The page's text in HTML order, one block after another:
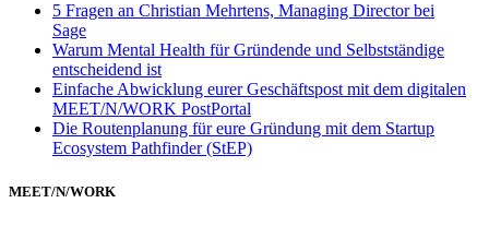
5 Fragen an Christian Mehrtens, Managing Director bei
Sage
Warum Mental Health für Gründende und Selbstständige
entscheidend ist
Einfache Abwicklung eurer Geschäftspost mit dem digitalen
MEET/N/WORK PostPortal
Die Routenplanung für eure Gründung mit dem Startup
Ecosystem Pathfinder (StEP)
MEET/N/WORK